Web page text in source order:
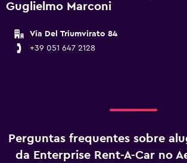
Guglielmo Marconi
Via Del Triumvirato 84
+39 051 647 2128
Perguntas frequentes sobre
da Enterprise Rent-A-Car no